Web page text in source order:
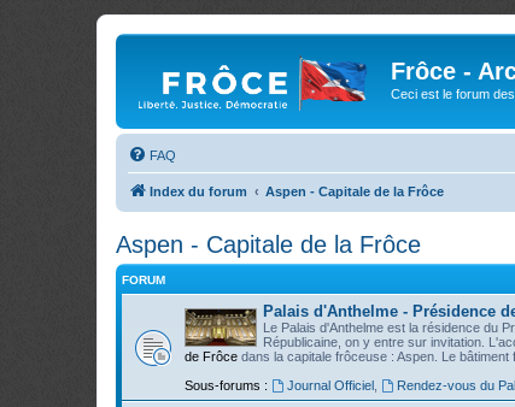
Frôce -
Ceci est le forum
FAQ
Index du forum Aspen - Capitale de la Frôce
Aspen - Capitale de la Frôce
FORUM
Palais d'Anthelme - Présidence
Le Palais d'Anthelme est la résidence du
Républicaine, on y entre sur invitation.
de Frôce dans la capitale frôceuse : Aspen. Le bâtiment
Sous-forums :
Journal Officiel, Rendez-vous du